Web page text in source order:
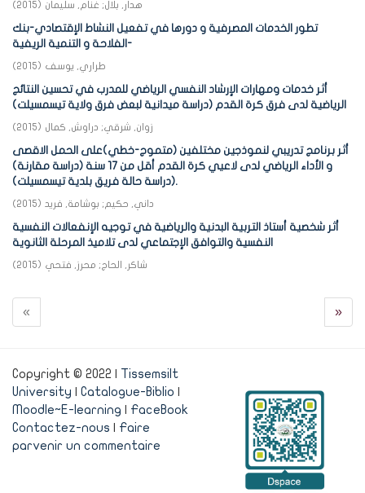
هدار, بلال; غنام, سليمان (
2015
)
تطور الخدمات المصرفية و دورها في تفعيل النشاط الإقتصادي-بنك
الفلاحة و التنمية الريفية-
طراري, يوسف (
2015
)
أثر خدمات ومهارات الإرشاد النفسي الرياضي للمدرب في تحسين النتائج
الرياضية لدى فرق كرة القدم (دراسة ميدانية لبعض فرق ولاية تيسمسيلت)
زوان, شرقي; دراوش, كمال (
2015
)
أثر برنامج تدريبي لنموذجين مختلفين (متموج-خطي)على الحمل الاقصى
و الأداء الرياضي لدى لاعيي كرة القدم أقل من 17 سنة (دراسة مقارنة)
(دراسة حالة فريق بلدية تيسمسيلت).
داني, حكيم ; بوشامة, فريد (
2015
)
أثر شخصية أستاذ التربية البدنية والرياضية في توجيه الإنفعالات النفسية
النفسية والتوافق الإجتماعي لدى تلاميذ المرحلة الثانوية
شاكر, الحاج ; محرز, فتحي (
2015
)
« »
Copyright © 2022 | Tissemsilt
University
Catalogue-Biblio
Moodle~E-learning
FaceBook
Contactez-nous
Faire
parvenir un commentaire